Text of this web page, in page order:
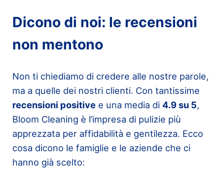
Dicono di noi: le recensioni
non mentono
Non ti chiediamo di credere alle nostre parole,
ma a quelle dei nostri clienti. Con tantissime
recensioni positive e una media di 4.9 su 5,
Bloom Cleaning è l’impresa di pulizie più
apprezzata per affidabilità e gentilezza. Ecco
cosa dicono le famiglie e le aziende che ci
hanno già scelto: